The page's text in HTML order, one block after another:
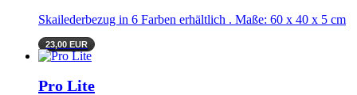
Skailederbezug in 6 Farben erhältlich . Maße: 60 x 40 x 5 cm
23,00 EUR
Pro Lite